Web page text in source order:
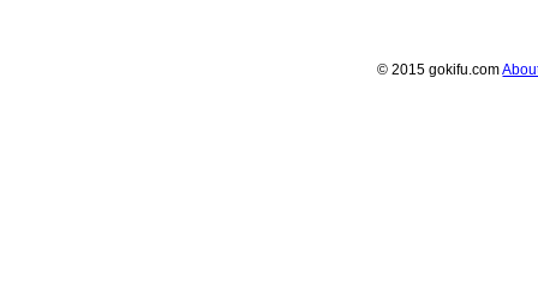
© 2015 gokifu.com